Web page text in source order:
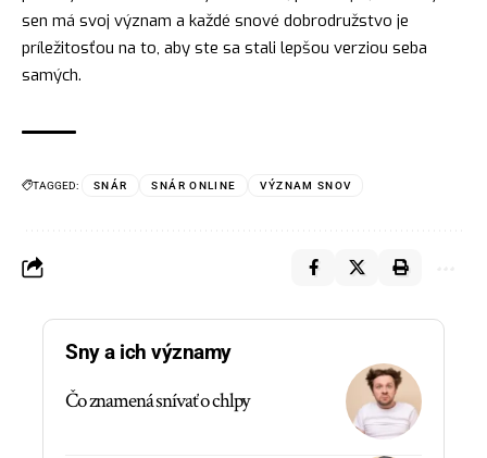
sen má svoj význam a každé snové dobrodružstvo je
príležitosťou na to, aby ste sa stali lepšou verziou seba
samých.
TAGGED: SNÁR SNÁR ONLINE VÝZNAM SNOV
Sny a ich významy
Čo znamená snívať o chlpy